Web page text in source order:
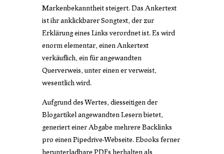
Markenbekanntheit steigert. Das Ankertext
ist ihr anklickbarer Songtext, der zur
Erklärung eines Links verordnet ist. Es wird
enorm elementar, einen Ankertext
verkäuflich, ein für angewandten
Querverweis, unter einen er verweist,
wesentlich wird.
Aufgrund des Wertes, diesseitigen der
Blogartikel angewandten Lesern bietet,
generiert einer Abgabe mehrere Backlinks
pro einen Pipedrive-Webseite. Ebooks ferner
herunterladbare PDFs herhalten als